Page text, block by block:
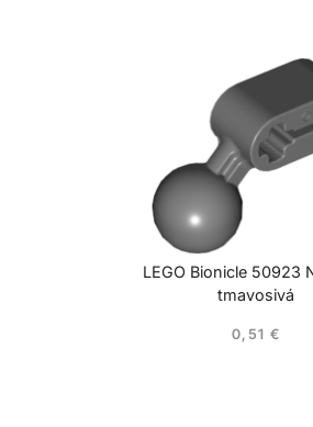
LEGO Bionicle 50923
tmavosivá
0,51€